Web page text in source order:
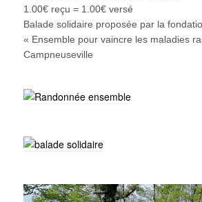
1.00€ reçu = 1.00€ versé
Balade solidaire proposée par la
« Ensemble pour vaincre les maladies
Campneuseville